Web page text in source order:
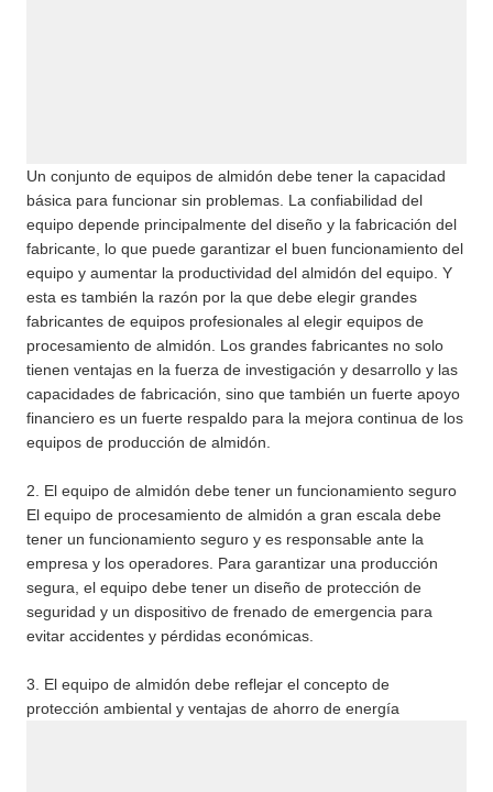
Un conjunto de equipos de almidón debe tener la capacidad
básica para funcionar sin problemas. La confiabilidad del
equipo depende principalmente del diseño y la fabricación del
fabricante, lo que puede garantizar el buen funcionamiento del
equipo y aumentar la productividad del almidón del equipo. Y
esta es también la razón por la que debe elegir grandes
fabricantes de equipos profesionales al elegir equipos de
procesamiento de almidón. Los grandes fabricantes no solo
tienen ventajas en la fuerza de investigación y desarrollo y las
capacidades de fabricación, sino que también un fuerte apoyo
financiero es un fuerte respaldo para la mejora continua de los
equipos de producción de almidón.
2. El equipo de almidón debe tener un funcionamiento seguro
El equipo de procesamiento de almidón a gran escala debe
tener un funcionamiento seguro y es responsable ante la
empresa y los operadores. Para garantizar una producción
segura, el equipo debe tener un diseño de protección de
seguridad y un dispositivo de frenado de emergencia para
evitar accidentes y pérdidas económicas.
3. El equipo de almidón debe reflejar el concepto de
protección ambiental y ventajas de ahorro de energía